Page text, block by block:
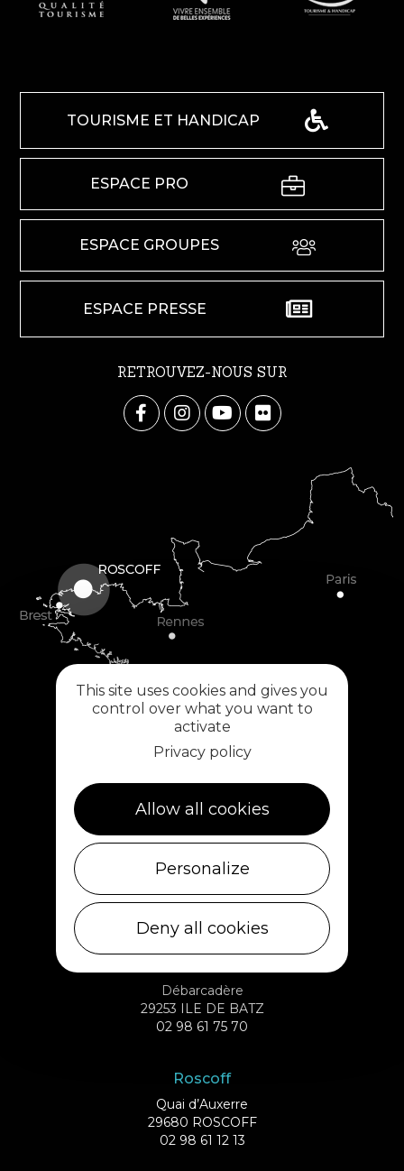
TOURISME ET HANDICAP
ESPACE PRO
ESPACE GROUPES
ESPACE PRESSE
RETROUVEZ-NOUS SUR
5, rue des Halles
29430 PLOUESCAT
Débarcadère
29253 ILE DE BATZ
02 98 61 75 70
Roscoff
Quai d’Auxerre
29680 ROSCOFF
02 98 61 12 13
This site uses cookies and gives you
control over what you want to
activate
Privacy policy
Allow all cookies
Personalize
Deny all cookies